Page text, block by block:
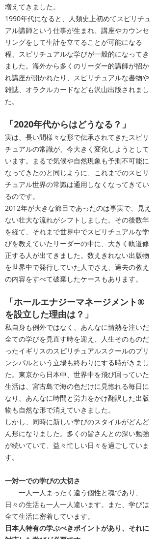
増えてきました。
1990年代になると、人類史上初めてスピリチュ
アル講師という仕事が生まれ、講座やカウンセ
リングをして生計を立てることが可能になる
程、スピリチュアルな学びが一般的になってき
ました。 海外から多くのリーダー的講師が招か
れ講座が開かれたり、スピリチュアルな書物や
雑誌、オラクルカードなども沢山出版されまし
た。
「2020年代からはどうなる？」
実は、長い間様々な形で伝承されてきたスピリ
チュアルの常識が、今大きく変化しようとして
います。まるで気候や自然現象も予測不可能に
なってきたのと同じように、これまでのスピリ
チュアル世界の常識は通用しなくなってきてい
るのです。
2012年が大きな節目であったのは事実で、見え
ない壮大な流れがシフトしました。その後数年
を経て、それまで世界中でスピリチュアルな学
びを教えていたリーダーの中に、大きく軌道修
正する人が出てきました。数えきれない出版物
を世界中で発行していた人でさえ、過去の教え
の内容をすべて破棄したケースもあります。
「ホールエナジーマネージメント®️
を設立した理由は？」
​私自身も例外ではなく、あんなに情熱を注いだ
全ての学びを見直す時を迎え、人生そのものだ
ったイギリスのスピリチュアルスクールのプリ
ンシパルという立場も終わりにする時がきまし
た。東京から日本中、世界中を飛び回っていた
生活は、宮古島で海の色だけに見惚れる毎日に
なり、あんなに時間と労力をかけ翻訳した出版
物も自然な形で消えていきました。
しかし、同時に新しい学びのスタイルがどんど
ん形になりました。多くの皆さんとの深い勉強
が続いていて、益々忙しい日々を過ごしていま
す。
一対一での学びの大切さ
一人一人まったく違う個性と魂であり、
日々の生活も一人一人違います。また、学びは
全て生活に密着しています。
日本人特有の学ぶべきポイントがあり、それに